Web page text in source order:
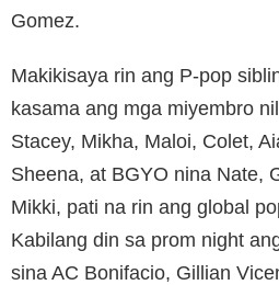
Gomez.
Makikisaya rin ang P-pop
kasama ang mga miyembro
Stacey, Mikha, Maloi, Colet,
Sheena, at BGYO nina Nate,
Mikki, pati na rin ang global
Kabilang din sa prom night
sina AC Bonifacio, Gillian